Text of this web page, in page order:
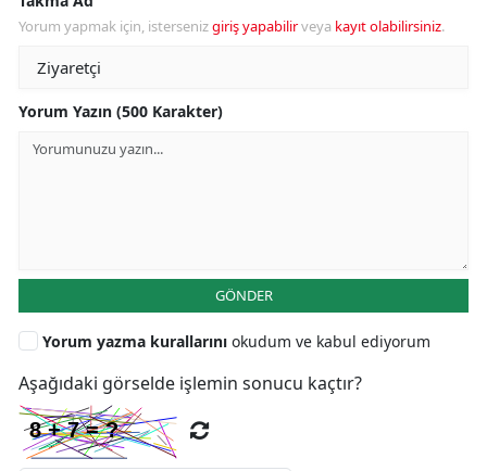
Yorum yapmak için, istersenizgiriş yapabilirveya kayıt olabilirsiniz.
Yorum Yazın (500 Karakter)
GÖNDER
Yorum yazma kurallarını okudum ve kabul ediyorum
Aşağıdaki görselde işlemin sonucu kaçtır?